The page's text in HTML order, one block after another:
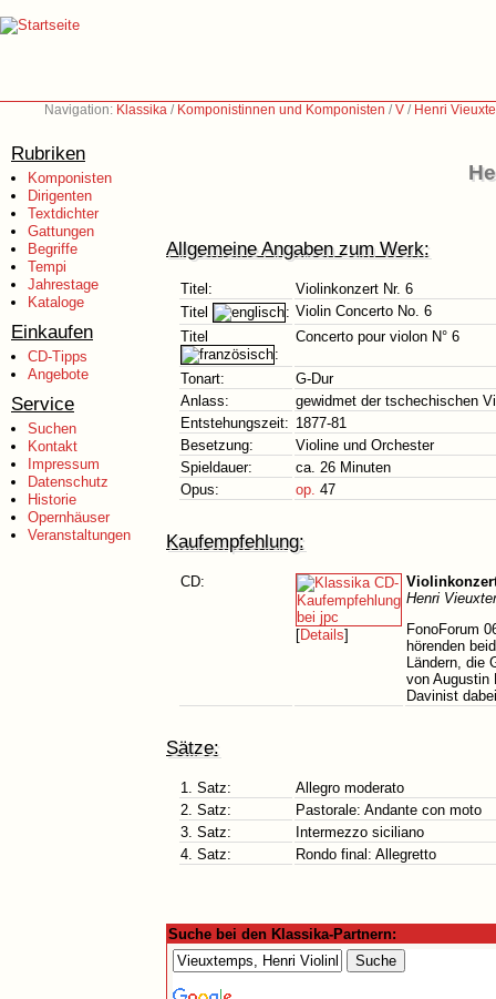
Navigation: Klassika / Komponistinnen und Komponisten /V / Henri
Rubriken
Komponisten
Dirigenten
Textdichter
Gattungen
Begriffe
Tempi
Jahrestage
Kataloge
Einkaufen
CD-Tipps
Angebote
Service
Suchen
Kontakt
Impressum
Datenschutz
Historie
Opernhäuser
Veranstaltungen
Allgemeine Angaben zum Werk:
Titel:
Violinkonzert Nr. 6
Titel
: Violin Concerto No. 6
Titel
:
Concerto pour violon N° 6
Tonart:
G-Dur
Anlass:
gewidmet der tschechischen
Entstehungszeit: 1877-81
Besetzung:
Violine und Orchester
Spieldauer:
ca. 26 Minuten
Opus:
op. 47
Kaufempfehlung:
CD:
[Details]
Henri
FonoForum
hörenden
Ländern, die
von Augustin
Davinist
Sätze:
1. Satz:
Allegro moderato
2. Satz:
Pastorale: Andante con moto
3. Satz:
Intermezzo siciliano
4. Satz:
Rondo final: Allegretto
Suche bei den Klassika-Partnern: